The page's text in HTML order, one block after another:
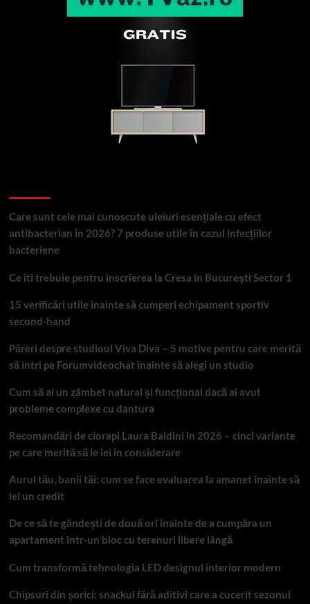
Care sunt cele mai cunoscute uleiuri esențiale cu efect
antibacterian în 2026? 7 produse utile în cazul infecțiilor
bacteriene
Ce iti trebuie pentru inscrierea la Cresa in București Sector 1
15 verificări utile înainte să cumperi echipament sportiv
second-hand
Păreri despre studioul Viva Diva – 5 motive pentru care merită
să intri pe Forumvideochat înainte să alegi un studio
Cum să ai un zâmbet natural și funcțional dacă ai avut
probleme complexe cu dantura
Recomandări de ciorapi Laura Baldini în 2026 – cinci variante
pe care merită să le iei în considerare
Aurul tău, banii tăi: cum se face evaluarea la amanet înainte să
iei un credit
De ce să te gândești de două ori înainte de a cumpăra un
apartament într-un bloc cu terenuri libere lângă
Cum transformă tehnologia LED designul interior modern
Chipsuri din șorici: snackul fără aditivi care a cucerit sezonul